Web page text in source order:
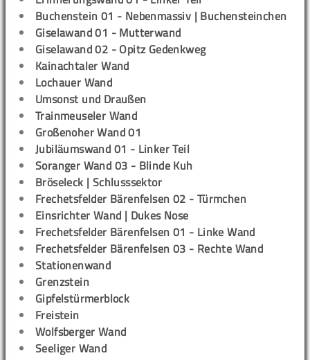
Buchenstein 01 - Nebenmassiv | Buchensteinchen
Giselawand 01 - Mutterwand
Giselawand 02 - Opitz Gedenkweg
Kainachtaler Wand
Lochauer Wand
Umsonst und Draußen
Trainmeuseler Wand
Großenoher Wand 01
Jubiläumswand 01 - Linker Teil
Soranger Wand 03 - Blinde Kuh
Bröseleck | Schlusssektor
Frechetsfelder Bärenfelsen 02 - Türmchen
Einsrichter Wand | Dukes Nose
Frechetsfelder Bärenfelsen 01 - Linke Wand
Frechetsfelder Bärenfelsen 03 - Rechte Wand
Stationenwand
Grenzstein
Gipfelstürmerblock
Freistein
Wolfsberger Wand
Seeliger Wand